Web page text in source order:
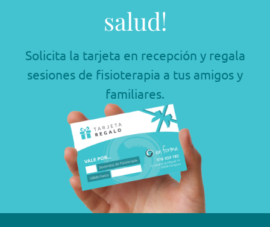
salud!
Solicita la tarjeta en recepción y regala
sesiones de fisioterapia a tus amigos y
familiares.